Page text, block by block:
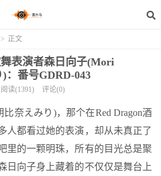
> 正文
表演者森日向子(Mori
：番号GDRD-043
阅读(1391) 评论(0)
奈えみり)，那个在Red Dragon酒
人都看过她的表演，却从未真正了
里的一颗明珠，所有的目光总是聚
日向子身上藏着的不仅仅是舞台上